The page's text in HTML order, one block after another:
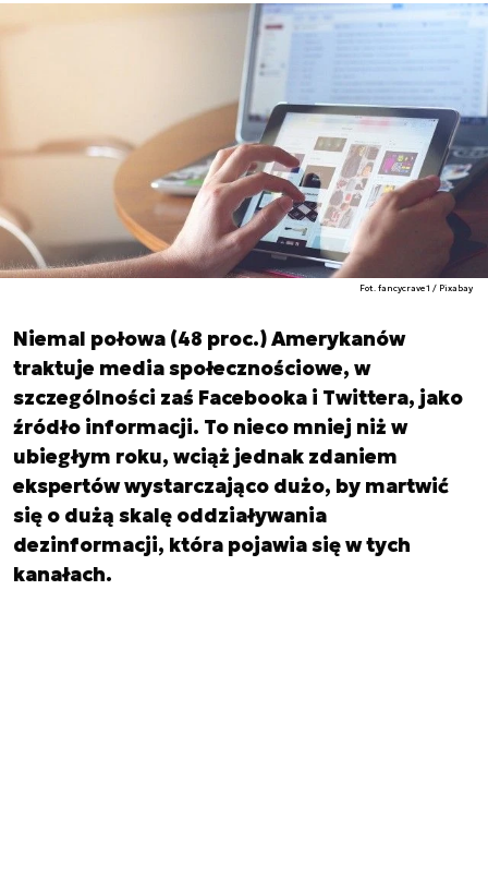
Fot. fancycrave1 / Pixabay
Niemal połowa (48 proc.) Amerykanów
traktuje media społecznościowe, w
szczególności zaś Facebooka i Twittera, jako
źródło informacji. To nieco mniej niż w
ubiegłym roku, wciąż jednak zdaniem
ekspertów wystarczająco dużo, by martwić
się o dużą skalę oddziaływania
dezinformacji, która pojawia się w tych
kanałach.